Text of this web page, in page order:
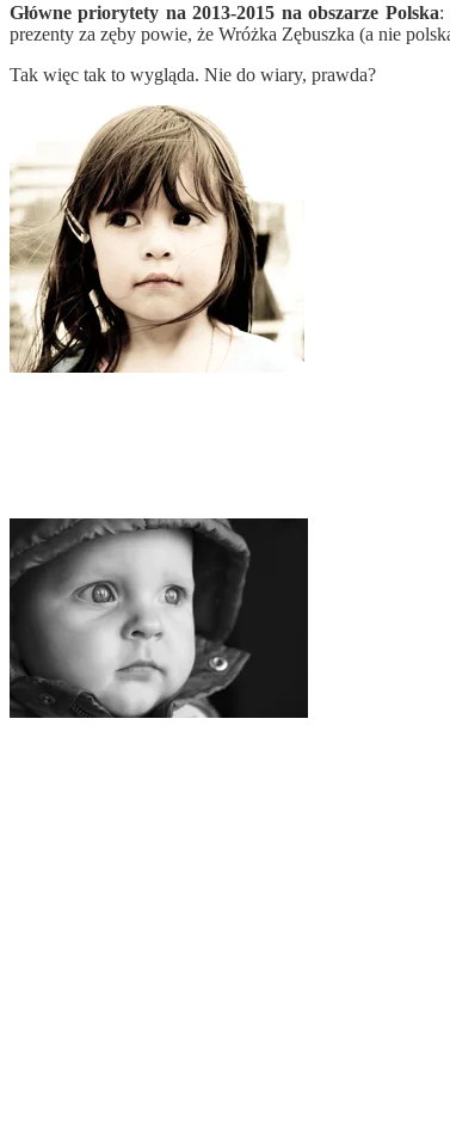
Główne priorytety na 2013-2015 na obszarze Polska:
prezenty za zęby powie, że Wróżka Zębuszka (a nie
Tak więc tak to wygląda. Nie do wiary, prawda?